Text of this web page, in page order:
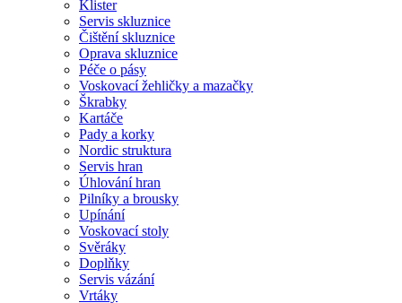
Klister
Servis skluznice
Čištění skluznice
Oprava skluznice
Péče o pásy
Voskovací žehličky a mazačky
Škrabky
Kartáče
Pady a korky
Nordic struktura
Servis hran
Úhlování hran
Pilníky a brousky
Upínání
Voskovací stoly
Svěráky
Doplňky
Servis vázání
Vrtáky